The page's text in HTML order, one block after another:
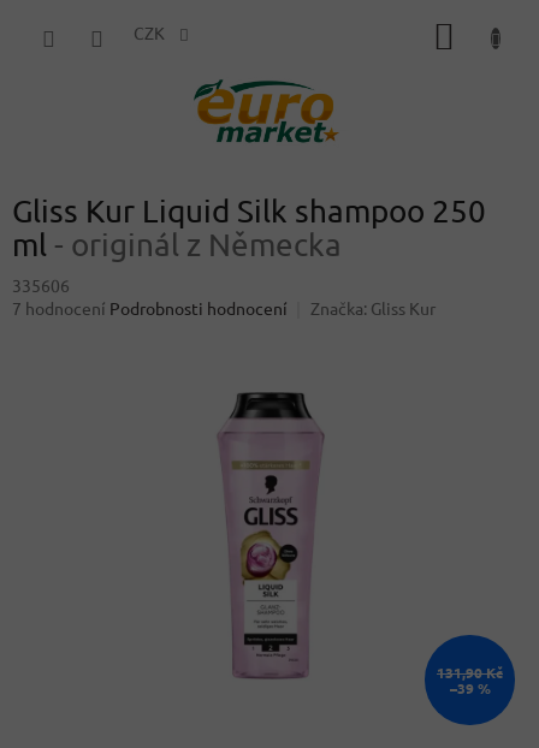
CZK
Gliss Kur Liquid Silk shampoo 250
ml - originál z Německa
335606
Průměrné
7 hodnocení Podrobnosti hodnocení Značka: Gliss Kur
131,90 Kč
–39 %